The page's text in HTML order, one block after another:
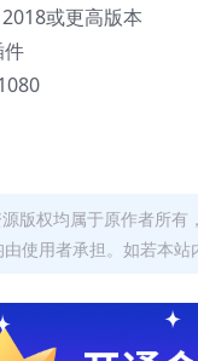
或更高版本
件
版权均属于原作者所
使用者承担。如若本